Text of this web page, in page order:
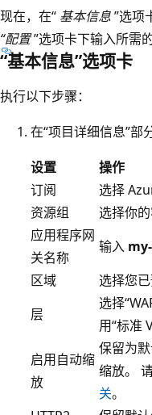
现在，在“ 基本信息”选项
“配置”选项卡下输入所需
“基本信息”选项卡
执行以下步骤：
在“项目详细信息”部
设置
操作
订阅
选择
资源组
选择你的
应用程序网
关名称
输入
区域
选择您
层
选择
用“标准
启用自动缩
放
保留为
缩放。
关。